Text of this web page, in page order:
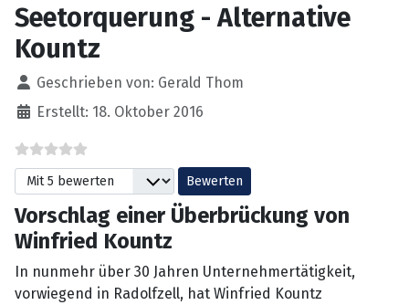
Seetorquerung - Alternative
Kountz
Details
Geschrieben von: Gerald Thom
Erstellt: 18. Oktober 2016
Bitte bewerten
Vorschlag einer Überbrückung von
Winfried Kountz
In nunmehr über 30 Jahren Unternehmertätigkeit,
vorwiegend in Radolfzell, hat Winfried Kountz